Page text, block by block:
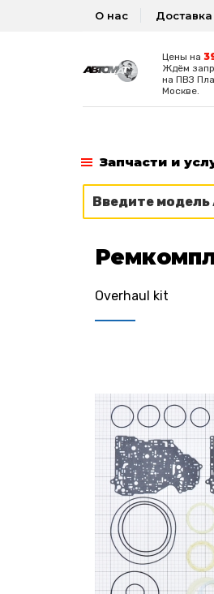
О нас Доставка
Цены на
Ждём
на ПВЗ
Москве.
Запчасти и
Overhaul kit